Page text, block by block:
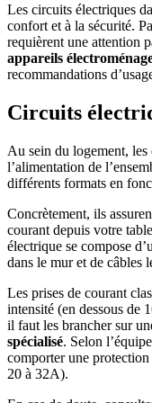
Les circuits électriques
confort et à la sécurité.
requièrent une attention
appareils
recommandations
Circuits
Au sein du logement, les
l’alimentation de
différents formats en
Concrètement, ils
courant depuis votre
électrique se compose
dans le mur et de câbles
Les prises de courant
intensité (en dessous de
il faut les brancher sur
spécialisé. Selon
comporter une
20 à 32A).